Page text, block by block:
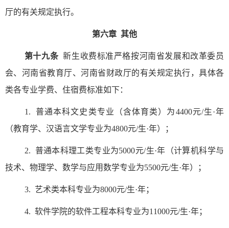
厅的有关规定执行。
第六章 其他
第十九条 新生收费标准严格按河南省发展和改革委员
会、河南省教育厅、河南省财政厅的有关规定执行，具体各
类各专业学费、住宿费标准如下：
1. 普通本科文史类专业（含体育类）为4400元/生·年
（教育学、汉语言文学专业为4800元/生·年）；
2. 普通本科理工类专业为5000元/生·年（计算机科学与
技术、物理学、数学与应用数学专业为5500元/生·年）；
3. 艺术类本科专业为8000元/生·年；
4. 软件学院的软件工程本科专业为11000元/生·年；